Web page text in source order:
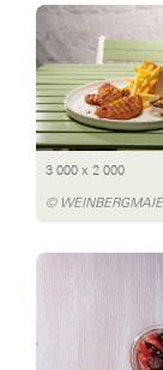
3 000 x 2 000
©